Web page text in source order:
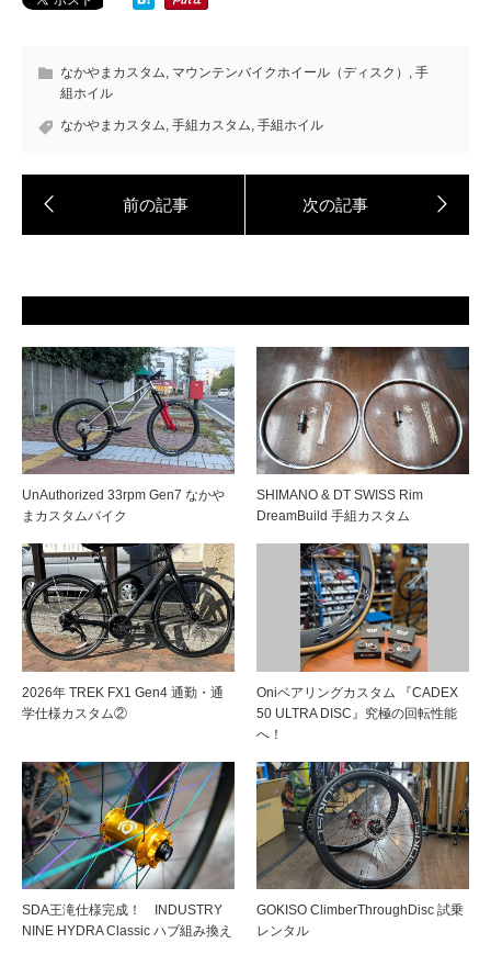
なかやまカスタム マウンテンバイクホイール（ディスク）
手
組ホイル
なかやまカスタム 手組カスタム 手組ホイル
UnAuthorized 33rpm Gen7 なかや
まカスタムバイク
SHIMANO & DT SWISS Rim
DreamBuild 手組カスタム
2026年 TREK FX1 Gen4 通勤・通
学仕様カスタム②
Oniベアリングカスタム 『CADEX
50 ULTRA DISC』究極の回転性能
へ！
SDA王滝仕様完成！ INDUSTRY
NINE HYDRA Classic ハブ組み換え
GOKISO ClimberThroughDisc 試乗
レンタル